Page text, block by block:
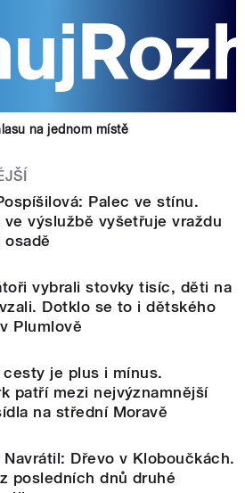
na jednom místě
Palec ve stínu.
ve výslužbě vyšetřuje vraždu
osadě
vybrali stovky tisíc, děti na
Dotklo se to i dětského
Plumlově
je plus i mínus.
patří mezi nejvýznamnější
na střední Moravě
Navrátil: Dřevo v Kloboučkách.
posledních dnů druhé